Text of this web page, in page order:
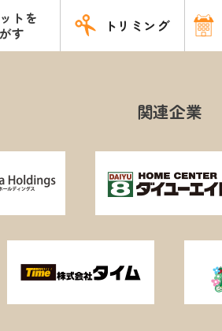
トを
す
トリミング
関連企業